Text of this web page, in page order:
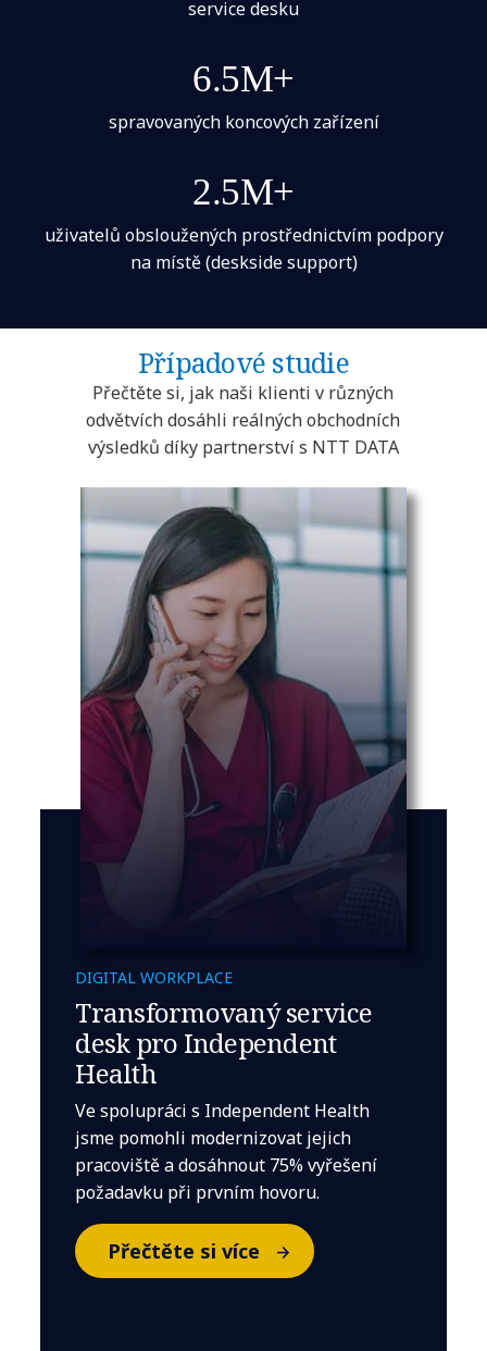
service desku
6.5M+
spravovaných koncových zařízení
2.5M+
uživatelů obsloužených prostřednictvím podpory
na místě (deskside support)
Případové studie
Přečtěte si, jak naši klienti v různých
odvětvích dosáhli reálných obchodních
výsledků díky partnerství s NTT DATA
DIGITAL WORKPLACE
Transformovaný service
desk pro Independent
Health
Ve spolupráci s Independent Health
jsme pomohli modernizovat jejich
pracoviště a dosáhnout 75% vyřešení
požadavku při prvním hovoru.
Přečtěte si více